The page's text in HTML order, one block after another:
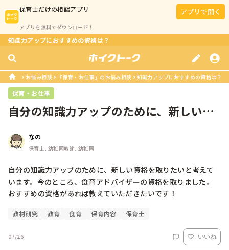
保育士だけの相談アプリ
アプリを無料でダウンロード！
アプリで開く
知識力アップにおすすめの資格は？
お悩み相談 「保育・お仕事」のお悩み相談 知識力アップにおすすめの資格は？
保育・お仕事
自分の知識力アップのために、新しい資
なの
保育士, 幼稚園教諭, 幼稚園
自分の知識力アップのために、新しい資格を取りたいと考えて
います。今のところ、食育アドバイザーの資格を取りました。
おすすめの資格があれば教えていただきたいです！
教材研究 教育 食育 保育内容 保育士
07/26 いいね